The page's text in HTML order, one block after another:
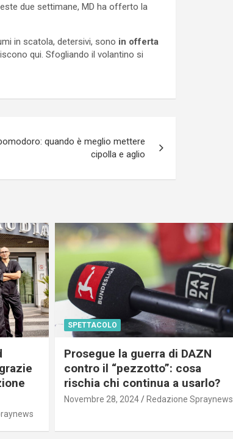
due settimane, MD ha offerto la
in scatola, detersivi, sono in offerta
qui. Sfogliando il volantino si
quando è meglio mettere
cipolla e aglio
SPETTACOLO
Prosegue la guerra di DAZN
contro il “pezzotto”: cosa
rischia chi continua a usarlo?
Novembre 28, 2024 Redazione Spraynews